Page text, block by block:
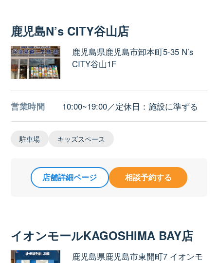
鹿児島N’s CITY谷山店
鹿児島県鹿児島市卸本町5-35 N’s
CITY谷山1F
営業時間 10:00~19:00／定休日：施設に準ずる
駐車場 キッズスペース
店舗詳細ページ 相談予約する
イオンモールKAGOSHIMA BAY店
鹿児島県鹿児島市東開町7 イオンモ